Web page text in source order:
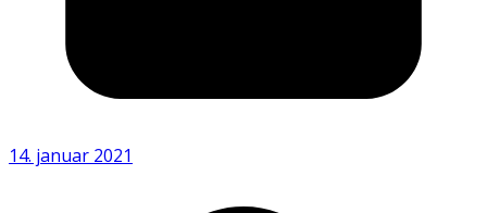
14. januar 2021